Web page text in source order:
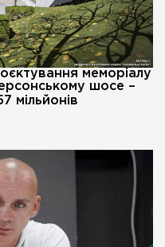
меморіалу
шосе –
мільйонів